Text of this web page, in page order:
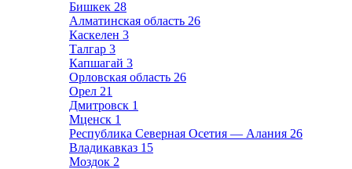
Бишкек 28
Алматинская область 26
Каскелен 3
Талгар 3
Капшагай 3
Орловская область 26
Орел 21
Дмитровск 1
Мценск 1
Республика Северная Осетия — Алания 26
Владикавказ 15
Моздок 2